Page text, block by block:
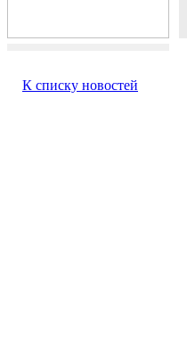
К списку новостей